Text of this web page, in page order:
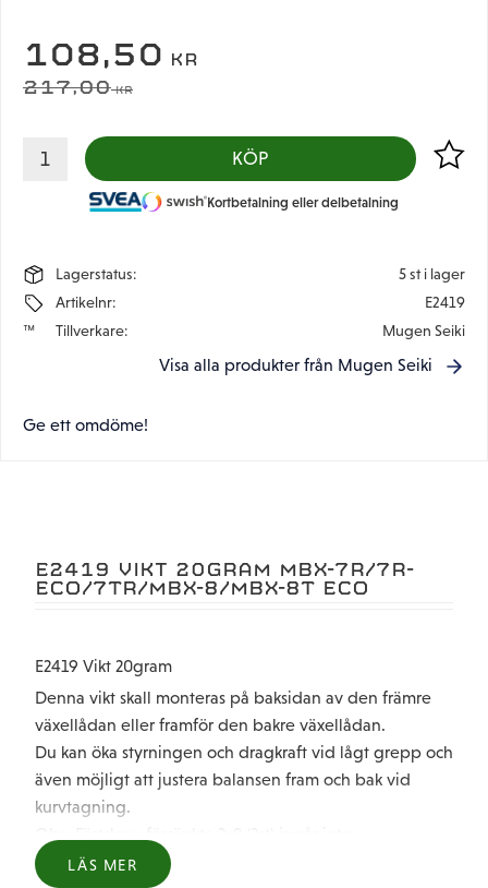
NEDSATT PRIS:
108,50 KR
ORDINARIE PRIS:
217,00KR
KÖP Lägg
Kortbetalning eller delbetalning
Lagerstatus
5 st i lager
Artikelnr
E2419
Tillverkare
Mugen Seiki
Visa alla produkter från Mugen Seiki
Ge ett omdöme!
E2419 VIKT 20GRAM MBX-7R/7R-
ECO/7TR/MBX-8/MBX-8T ECO
E2419 Vikt 20gram
Denna vikt skall monteras på baksidan av den främre
växellådan eller framför den bakre växellådan.
Du kan öka styrningen och dragkraft vid lågt grepp och
även möjligt att justera balansen fram och bak vid
kurvtagning.
LÄS MER